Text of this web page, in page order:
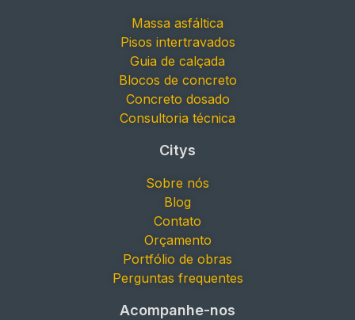
Massa asfáltica
Pisos intertravados
Guia de calçada
Blocos de concreto
Concreto dosado
Consultoria técnica
Citys
Sobre nós
Blog
Contato
Orçamento
Portfólio de obras
Perguntas frequentes
Acompanhe-nos